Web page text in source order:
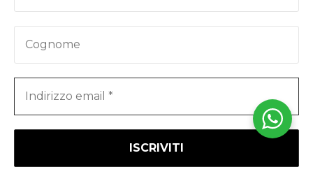
© Copyright 2026 Tutti i diritti riservati Bonfirraro Editore è
un marchio della CASA EDITRICE BOSE GIESSE P.IVA:
IT00494760861 C.F: BNFSVT61H04A676W - Sede: Viale
Signole Ritrovato, 5 - 94012 Barrafranca (EN)